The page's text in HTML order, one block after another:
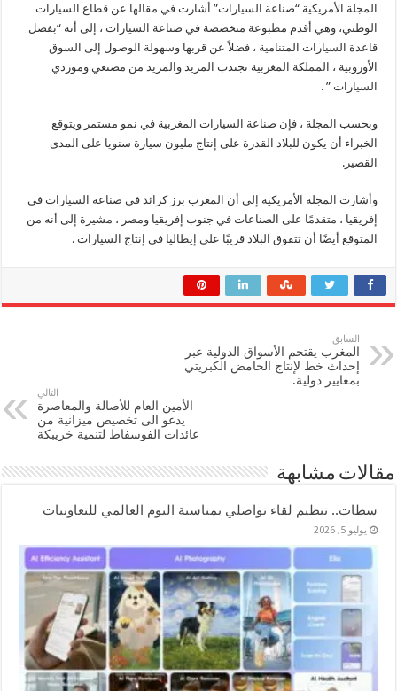
المجلة الأمريكية “صناعة السيارات” أشارت في مقالها عن قطاع السيارات
الوطني، وهي أقدم مطبوعة متخصصة في صناعة السيارات ، إلى أنه “بفضل
قاعدة السيارات المتنامية ، فضلاً عن قربها وسهولة الوصول إلى السوق
الأوروبية ، المملكة المغربية تجتذب المزيد والمزيد من مصنعي وموردي
السيارات ” .
وبحسب المجلة ، فإن صناعة السيارات المغربية في نمو مستمر ويتوقع
الخبراء أن يكون للبلاد القدرة على إنتاج مليون سيارة سنويا على المدى
القصير.
وأشارت المجلة الأمريكية إلى أن المغرب برز كرائد في صناعة السيارات في
إفريقيا ، متقدمًا على الصناعات في جنوب إفريقيا ومصر ، مشيرة إلى أنه من
المتوقع أيضًا أن تتفوق البلاد قريبًا على إيطاليا في إنتاج السيارات .
السابق
المغرب يقتحم الأسواق الدولية عبر
إحداث خط لإنتاج الحامض الكبريتي
بمعايير دولية.
التالي
الأمين العام للأصالة والمعاصرة
يدعو الى تخصيص ميزانية من
عائدات الفوسفاط لتنمية خريبكة
مقالات مشابهة
سطات.. تنظيم لقاء تواصلي بمناسبة اليوم العالمي للتعاونيات
يوليو 5, 2026